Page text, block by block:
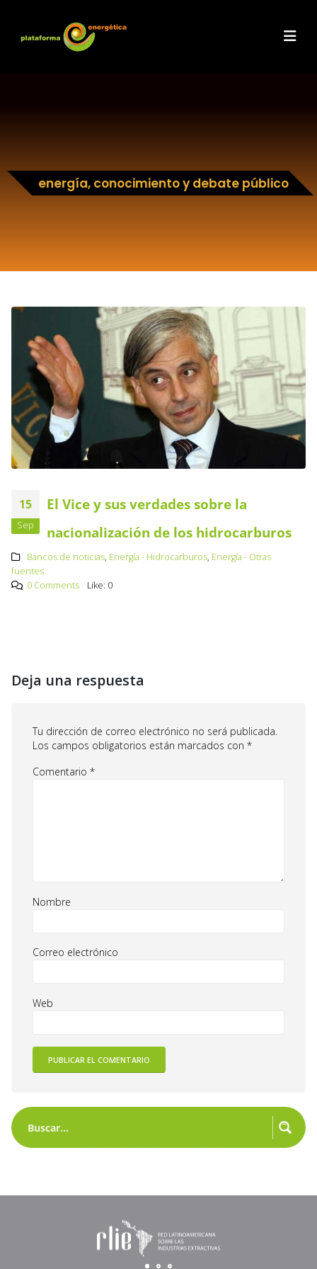
energía, conocimiento y debate público
15
Sep
El Vice y sus verdades sobre la
nacionalización de los hidrocarburos
Bancos de noticias, Energía - Hidrocarburos, Energía - Otras
fuentes
0 Comments
Like: 0
Deja una respuesta
Tu dirección de correo electrónico no será publicada.
Los campos obligatorios están marcados con *
Comentario *
Nombre
Correo electrónico
Web